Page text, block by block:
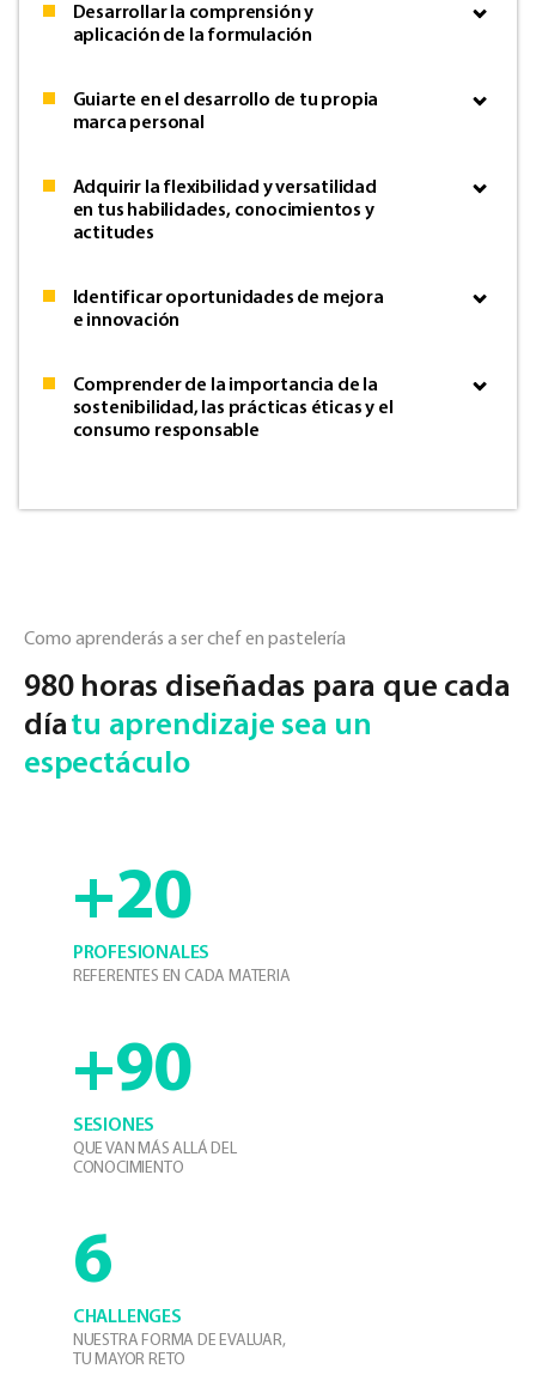
Desarrollar la comprensión y
aplicación de la formulación
Guiarte en el desarrollo de tu propia
marca personal
Adquirir la flexibilidad y versatilidad
en tus habilidades, conocimientos y
actitudes
Identificar oportunidades de mejora
e innovación
Comprender de la importancia de la
sostenibilidad, las prácticas éticas y el
consumo responsable
Como aprenderás a ser chef en pastelería
980 horas diseñadas para que cada
díatu aprendizaje sea un
espectáculo
+20
PROFESIONALES
REFERENTES EN CADA MATERIA
+90
SESIONES
QUE VAN MÁS ALLÁ DEL
CONOCIMIENTO
6
CHALLENGES
NUESTRA FORMA DE EVALUAR,
TU MAYOR RETO